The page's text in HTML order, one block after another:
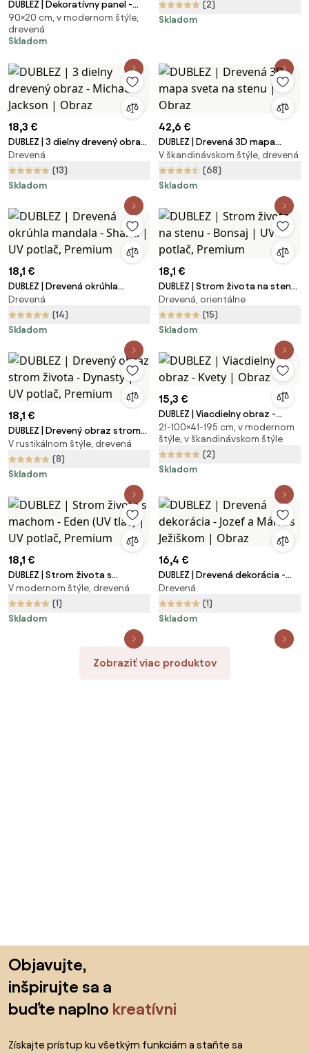
DUBLEZ | Dekoratívny panel -
Mach v objatí dreva | UV potlač,
Premium
90×20 cm, v modernom štýle,
drevená
Skladom
(2)
Skladom
18,3 €
DUBLEZ | 3 dielny drevený obraz
- Michael Jackson | Obraz
Drevená
(13)
Skladom
42,6 €
DUBLEZ | Drevená 3D mapa
sveta na stenu | Obraz
V škandinávskom štýle, drevená
(68)
Skladom
18,1 €
DUBLEZ | Drevená okrúhla
mandala - Shanti | UV potlač,
Premium
Drevená
(14)
Skladom
18,1 €
DUBLEZ | Strom života na stenu
- Bonsaj | UV potlač, Premium
Drevená, orientálne
(15)
Skladom
18,1 €
DUBLEZ | Drevený obraz strom
života - Dynasty | UV potlač,
Premium
V rustikálnom štýle, drevená
(8)
Skladom
15,3 €
DUBLEZ | Viacdielny obraz -
Kvety | Obraz
21-100×41-195 cm, v modernom
štýle, v škandinávskom štýle
(2)
Skladom
18,1 €
DUBLEZ | Strom života s
machom - Eden (UV tlač) | UV
potlač, Premium
V modernom štýle, drevená
(1)
Skladom
16,4 €
DUBLEZ | Drevená dekorácia -
Jozef a Mária s Ježiškom | Obraz
Drevená
(1)
Skladom
Zobraziť viac produktov
Objavujte,
inšpirujte sa a
buďte naplno kreatívni
Získajte prístup ku všetkým funkciám a staňte sa